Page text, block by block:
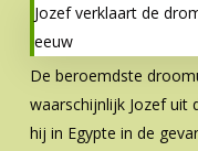
Jozef verklaart de
eeuw
De beroemdste
waarschijnlijk Jozef uit
hij in Egypte in de